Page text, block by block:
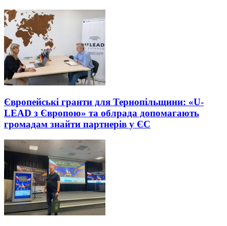
Європейські гранти для Тернопільщини: «U-
LEAD з Європою» та облрада допомагають
громадам знайти партнерів у ЄС